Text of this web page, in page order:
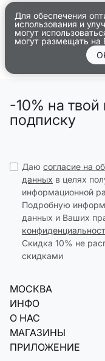
Для обеспечения
использования и
могут
могут размещать
-10% на твой
подписку
Даю согласие на
данных в целях
информационной
Подробную
данных и Ваших
Скидка 10% не
скидками
МОСКВА
ИНФО
О НАС
МАГАЗИНЫ
ПРИЛОЖЕНИЕ